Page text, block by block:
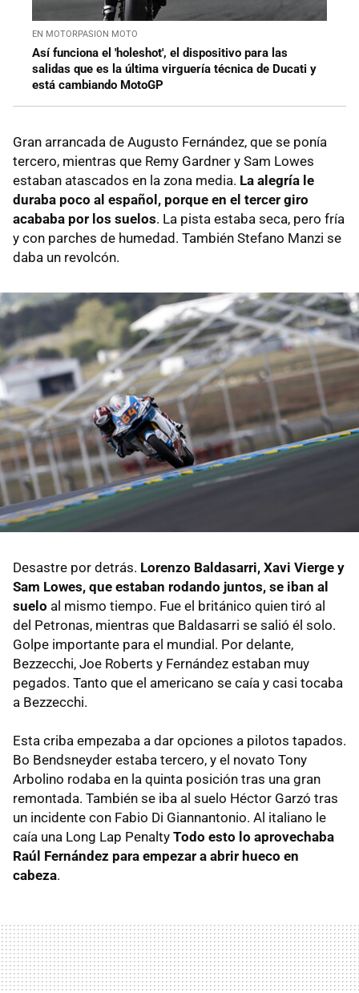
EN MOTORPASION MOTO
Así funciona el 'holeshot', el dispositivo para las
salidas que es la última virguería técnica de Ducati y
está cambiando MotoGP
Gran arrancada de Augusto Fernández, que se ponía
tercero, mientras que Remy Gardner y Sam Lowes
estaban atascados en la zona media. La alegría le
duraba poco al español, porque en el tercer giro
acababa por los suelos. La pista estaba seca, pero fría
y con parches de humedad. También Stefano Manzi se
daba un revolcón.
Desastre por detrás. Lorenzo Baldasarri, Xavi Vierge y
Sam Lowes, que estaban rodando juntos, se iban al
suelo al mismo tiempo. Fue el británico quien tiró al
del Petronas, mientras que Baldasarri se salió él solo.
Golpe importante para el mundial. Por delante,
Bezzecchi, Joe Roberts y Fernández estaban muy
pegados. Tanto que el americano se caía y casi tocaba
a Bezzecchi.
Esta criba empezaba a dar opciones a pilotos tapados.
Bo Bendsneyder estaba tercero, y el novato Tony
Arbolino rodaba en la quinta posición tras una gran
remontada. También se iba al suelo Héctor Garzó tras
un incidente con Fabio Di Giannantonio. Al italiano le
caía una Long Lap Penalty Todo esto lo aprovechaba
Raúl Fernández para empezar a abrir hueco en
cabeza.